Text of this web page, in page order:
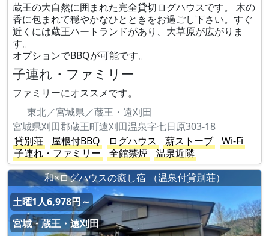
蔵王の大自然に囲まれた完全貸切ログハウスです。 木の
香に包まれて穏やかなひとときをお過ごし下さい。すぐ
近くには蔵王ハートランドがあり、大草原が広がりま
す。
オプションでBBQが可能です。
子連れ・ファミリー
ファミリーにオススメです。
東北／宮城県／蔵王・遠刈田
宮城県刈田郡蔵王町遠刈田温泉字七日原303-18
貸別荘
屋根付BBQ ログハウス 薪ストーブ
Wi-Fi
子連れ・ファミリー
全館禁煙
温泉近隣
和×ログハウスの癒し宿 （温泉付貸別荘）
土曜1人6,978円～
宮城・蔵王・遠刈田